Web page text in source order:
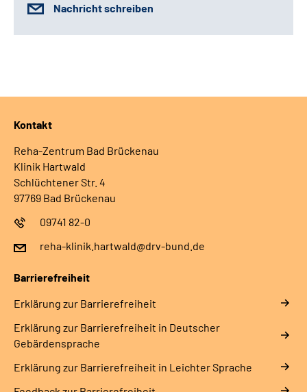
Nachricht schreiben
Kontakt
Reha-Zentrum Bad Brückenau
Klinik Hartwald
Schlüchtener Str. 4
97769 Bad Brückenau
09741 82-0
reha-klinik.hartwald@drv-bund.de
Barrierefreiheit
Erklärung zur Barrierefreiheit
Erklärung zur Barrierefreiheit in Deutscher
Gebärdensprache
Erklärung zur Barrierefreiheit in Leichter Sprache